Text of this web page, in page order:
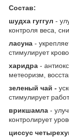
Состав:
шудха гуггул -
контроля веса,
ласуна -
стимулирует
харидра -
метеоризм,
зеленый чай -
стимулирует
врикшамла -
контролирует
циссус